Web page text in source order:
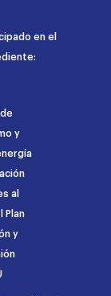
en el
y
al
Plan
y